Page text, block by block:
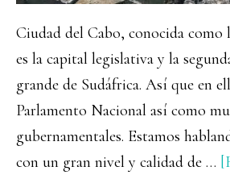
Ciudad del Cabo, conocida como
es la capital legislativa y la
grande de Sudáfrica. Así que en
Parlamento Nacional así como
gubernamentales. Estamos
con un gran nivel y calidad de …